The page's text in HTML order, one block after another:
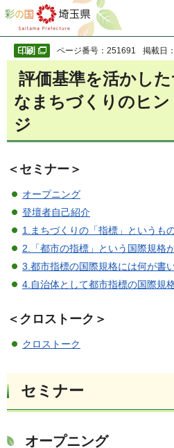
彩の国 埼玉県
ページ番号：251691 掲載日
評価基準を活かし
なまちづくりのヒ
ジ
＜セミナー＞
オープニング
登壇者自己紹介
1.まちづくりの「指標」というも
2.「都市の指標」という国際規格
3.都市指標の国際規格には何が書
4.自治体として都市指標の国際規
＜クロストーク＞
クロストーク
セミナー
オープニング